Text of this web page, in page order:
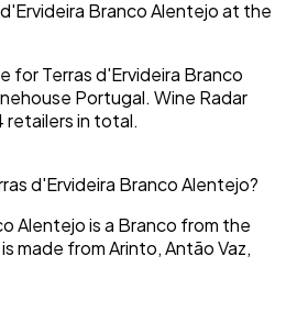
Branco Alentejo at the
for Terras d'Ervideira Branco
Portugal. Wine Radar
retailers in total.
d'Ervideira Branco Alentejo?
Alentejo is a Branco from the
made from Arinto, Antão Vaz,